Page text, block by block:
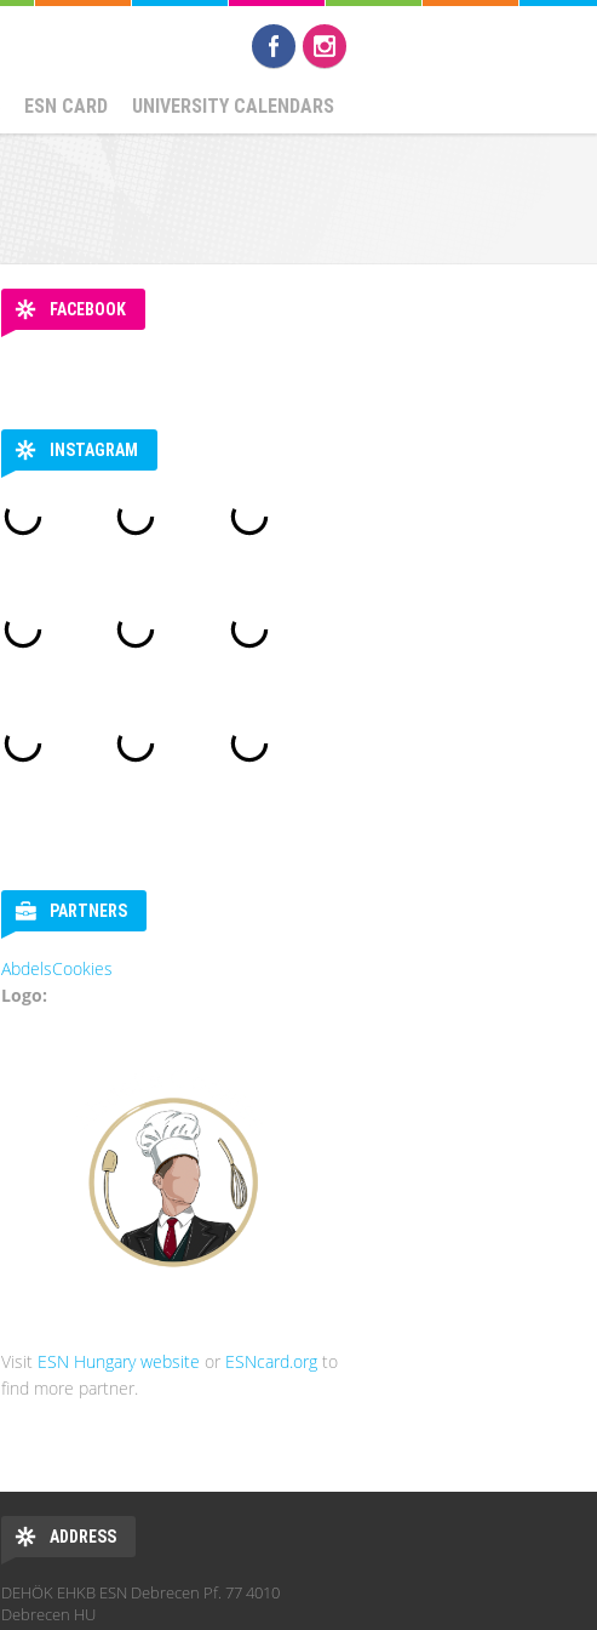
ESN CARD UNIVERSITY CALENDARS
FACEBOOK
INSTAGRAM
PARTNERS
AbdelsCookies
Logo:
Visit ESN Hungary website or ESNcard.org to
find more partner.
ADDRESS
DEHÖK EHKB ESN Debrecen Pf. 77 4010
Debrecen HU